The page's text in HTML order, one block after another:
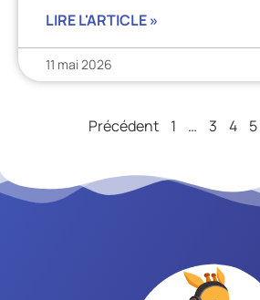
LIRE L'ARTICLE »
11 mai 2026
Précédent 1 … 3 4 5